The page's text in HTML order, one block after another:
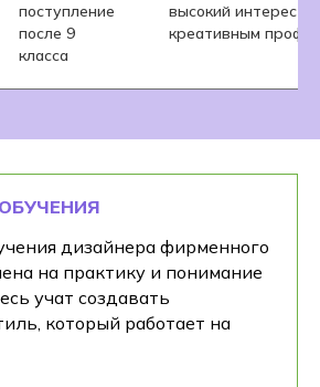
поступление
после 9
класса
высокий интерес к
креативным
дизайнера фирменного
на практику и понимание
учат создавать
который работает на